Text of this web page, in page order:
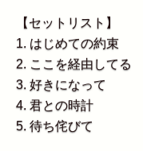
【セットリスト】
1. はじめての約束
2. ここを経由してる
3. 好きになって
4. 君との時計
5. 待ち侘びて